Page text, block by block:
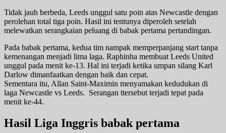
Tidak jauh berbeda, Leeds unggul satu poin atas Newcastle dengan
perolehan total tiga poin. Hasil ini tentunya diperoleh setelah
melewatkan serangkaian peluang di babak pertama pertandingan.
Pada babak pertama, kedua tim nampak memperpanjang start tanpa
kemenangan menjadi lima laga. Raphinha membuat Leeds United
unggul pada menit ke-13. Hal ini terjadi ketika umpan silang Karl
Darlow dimanfaatkan dengan baik dan cepat.
Sementara itu, Allan Saint-Maximin menyamakan kedudukan di
laga Newcastle vs Leeds. Serangan ttersebut terjadi tepat pada
menit ke-44.
Hasil Liga Inggris babak pertama